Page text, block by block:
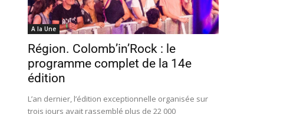
A la Une
Région. Colomb’in’Rock : le
programme complet de la 14e
édition
L’an dernier, l’édition exceptionnelle organisée sur
trois jours avait rassemblé plus de 22 000